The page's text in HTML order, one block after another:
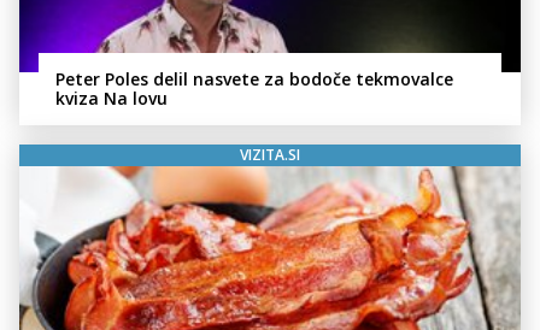
Peter Poles delil nasvete za bodoče tekmovalce
kviza Na lovu
VIZITA.SI